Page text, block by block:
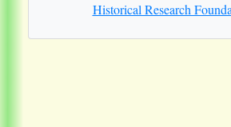
Historical Research